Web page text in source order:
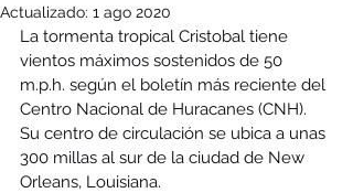
Actualizado: 1 ago 2020
La tormenta tropical Cristobal tiene
vientos máximos sostenidos de 50
m.p.h. según el boletín más reciente del
Centro Nacional de Huracanes (CNH).
Su centro de circulación se ubica a unas
300 millas al sur de la ciudad de New
Orleans, Louisiana.